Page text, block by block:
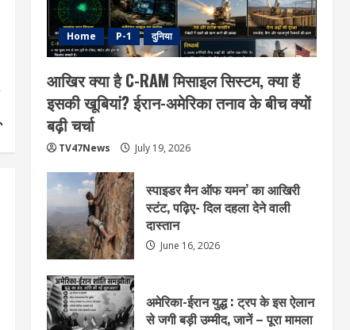
Home P-1 दुनिया
आखिर क्या है C-RAM मिसाइल सिस्टम, क्या हैं
इसकी खूबियां? ईरान-अमेरिका तनाव के बीच क्यों
बढ़ी चर्चा
TV47News July 19, 2026
स्पाइडर मैन ऑफ यमन’ का आखिरी
स्टंट, पढ़िए- दिल दहला देने वाली
दास्तान
June 16, 2026
अमेरिका-ईरान युद्ध : ट्रप के इस ऐलान
से जगी बड़ी उम्मीद, जानें – पूरा मामला